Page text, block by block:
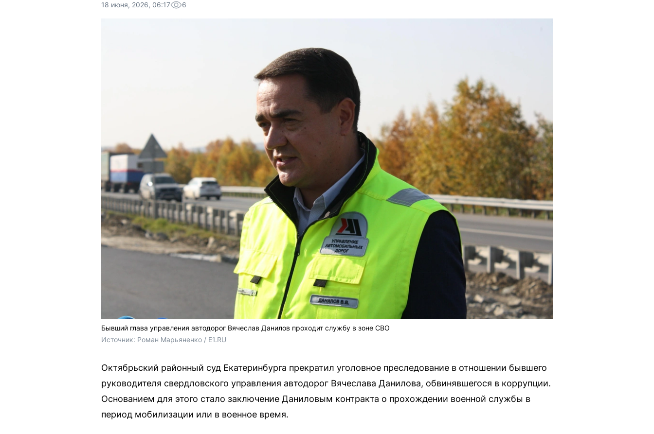
18 июня, 2026, 06:17 6
Бывший глава управления автодорог Вячеслав Данилов проходит службу в зоне СВО
Источник: Роман Марьяненко / E1.RU
Октябрьский районный суд Екатеринбурга прекратил уголовное преследование в отношении бывшего
руководителя свердловского управления автодорог Вячеслава Данилова, обвинявшегося в коррупции.
Основанием для этого стало заключение Даниловым контракта о прохождении военной службы в
период мобилизации или в военное время.